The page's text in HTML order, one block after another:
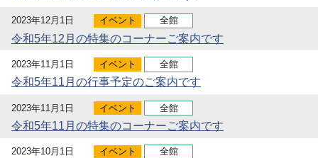
2023年12月1日 イベント 全館
令和5年12月の特集のコーナーご案内です
2023年11月1日 イベント 全館
令和5年11月の行事予定のご案内です
2023年11月1日 イベント 全館
令和5年11月の特集のコーナーご案内です
2023年10月1日 イベント 全館